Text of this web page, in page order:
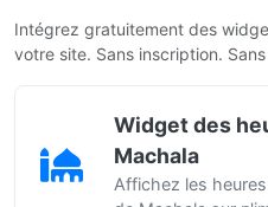
Intégrez gratuitement des
votre site. Sans inscription.
Widget des
Machala
Affichez les